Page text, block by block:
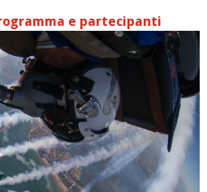
e partecipanti